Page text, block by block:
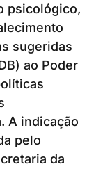
psicológico,
sugeridas
ao Poder
A indicação
pelo
da